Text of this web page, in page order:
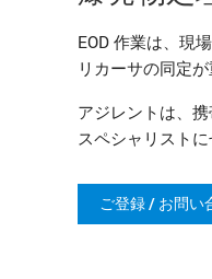
EOD 作業は、現
リカーサの同定
アジレントは、
スペシャリスト
ご登録 / お問い